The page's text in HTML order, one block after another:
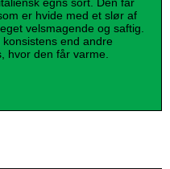
er hvide med et slør af
velsmagende og saftig.
end andre
hvor den får varme.